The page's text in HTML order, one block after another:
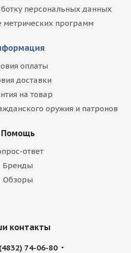
персональных данных
метрических программ
оплаты
доставки
на товар
оружия и патронов
Помощь
ответ
Бренды
Обзоры
контакты
74-06-80